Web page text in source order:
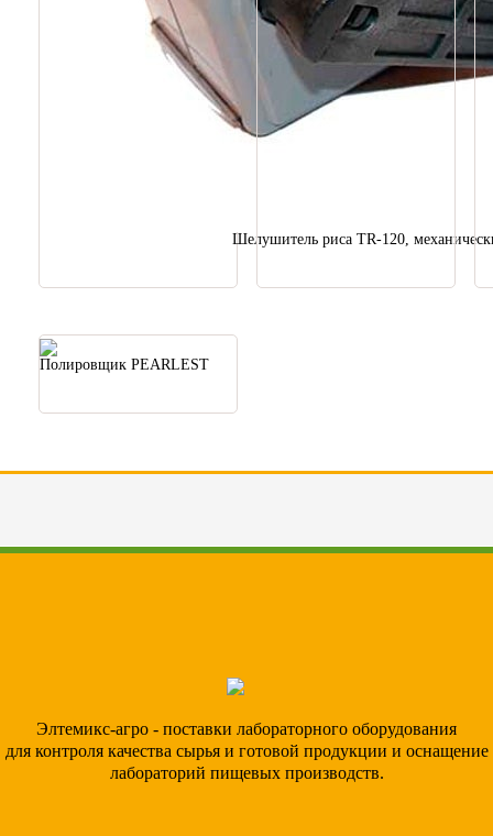
Шелушитель риса TR-120,
Полировщик PEARLEST
Элтемикс-агро - поставки лабораторного оборудования
для контроля качества сырья и готовой продукции и оснащение
лабораторий пищевых производств.